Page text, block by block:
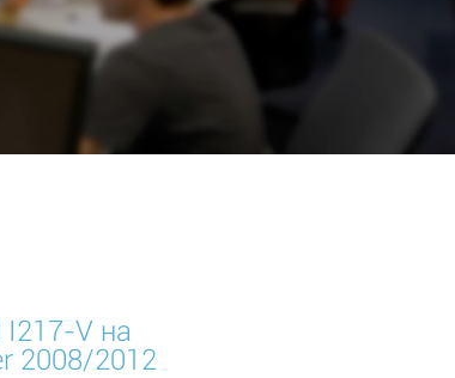
I217-V на
2008/2012